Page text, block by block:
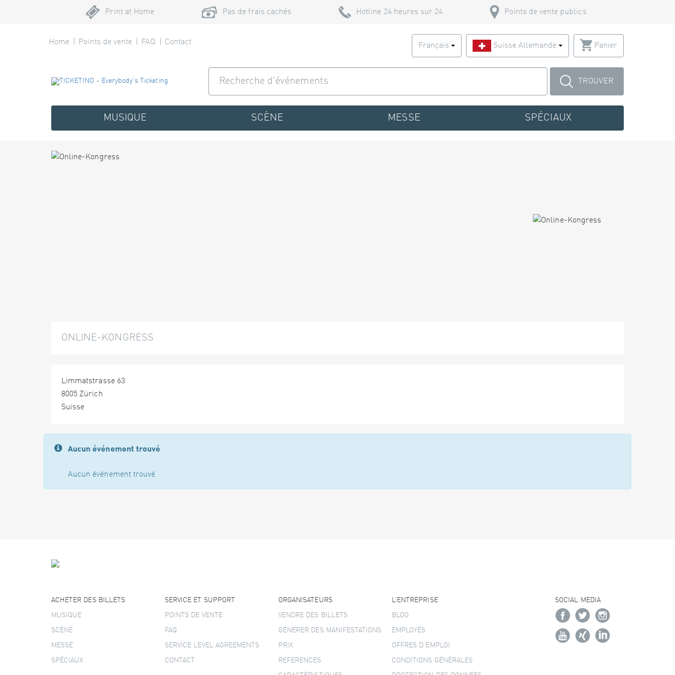
Print at Home Pas de frais cachés Hotline 24 heures sur 24 Points de vente publics
Home Points de vente FAQ Contact Français Suisse Allemande Panier
TROUVER
MUSIQUE SCÈNE MESSE SPÉCIAUX
ONLINE-KONGRESS
Limmatstrasse 63
8005 Zürich
Suisse
Aucun événement trouvé
Aucun événement trouvé
ACHETER DES BILLETS
MUSIQUE
SCÈNE
MESSE
SPÉCIAUX
SERVICE ET SUPPORT
POINTS DE VENTE
FAQ
SERVICE LEVEL AGREEMENTS
CONTACT
ORGANISATEURS
VENDRE DES BILLETS
GÉNERER DES MANIFESTATIONS
PRIX
REFERENCES
L’ENTREPRISE
BLOG
EMPLOYÉS
OFFRES D’EMPLOI
CONDITIONS GÉNÉRALES
SOCIAL MEDIA